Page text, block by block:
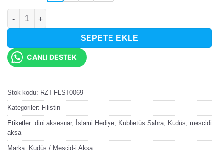
Gece Manzaralı Kubbet-üs Sahra Tasarımlı Rozet adet
SEPETE EKLE
CANLI DESTEK
Stok kodu: RZT-FLST0069
Kategoriler: Filistin
Etiketler: dini aksesuar, İslami Hediye, Kubbetüs Sahra, Kudüs, mescidi
aksa
Marka: Kudüs / Mescid-i Aksa